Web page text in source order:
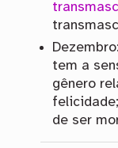
Dezembro:
tem a
gênero
de ser